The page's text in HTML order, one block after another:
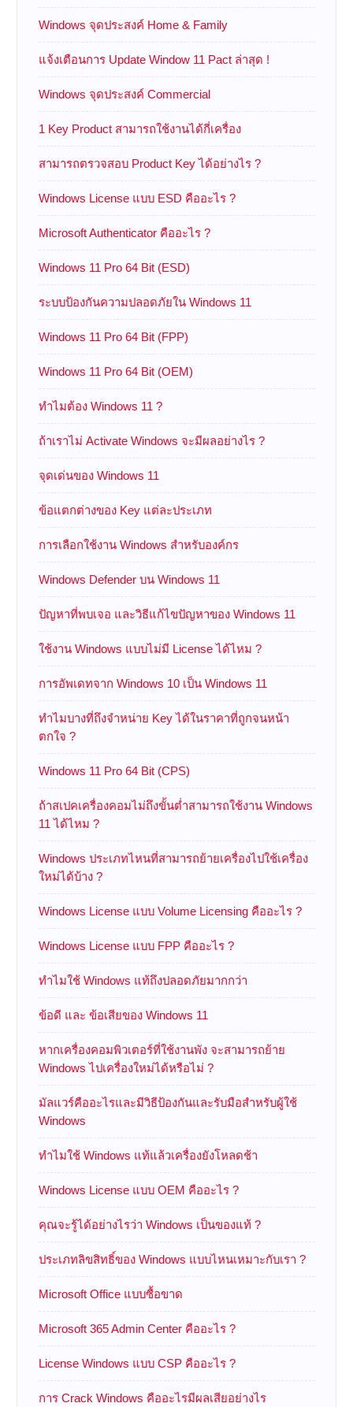
Windows จุดประสงค์ Home & Family
แจ้งเตือนการ Update Window 11 Pact ล่าสุด !
Windows จุดประสงค์ Commercial
1 Key Product สามารถใช้งานได้กี่เครื่อง
สามารถตรวจสอบ Product Key ได้อย่างไร ?
Windows License แบบ ESD คืออะไร ?
Microsoft Authenticator คืออะไร ?
Windows 11 Pro 64 Bit (ESD)
ระบบป้องกันความปลอดภัยใน Windows 11
Windows 11 Pro 64 Bit (FPP)
Windows 11 Pro 64 Bit (OEM)
ทำไมต้อง Windows 11 ?
ถ้าเราไม่ Activate Windows จะมีผลอย่างไร ?
จุดเด่นของ Windows 11
ข้อแตกต่างของ Key แต่ละประเภท
การเลือกใช้งาน Windows สำหรับองค์กร
Windows Defender บน Windows 11
ปัญหาที่พบเจอ และวิธีแก้ไขปัญหาของ Windows 11
ใช้งาน Windows แบบไม่มี License ได้ไหม ?
การอัพเดทจาก Windows 10 เป็น Windows 11
ทำไมบางที่ถึงจำหน่าย Key ได้ในราคาที่ถูกจนหน้า
ตกใจ ?
Windows 11 Pro 64 Bit (CPS)
ถ้าสเปคเครื่องคอมไม่ถึงขั้นต่ำสามารถใช้งาน Windows
11 ได้ไหม ?
Windows ประเภทไหนที่สามารถย้ายเครื่องไปใช้เครื่อง
ใหม่ได้บ้าง ?
Windows License แบบ Volume Licensing คืออะไร ?
Windows License แบบ FPP คืออะไร ?
ทำไมใช้ Windows แท้ถึงปลอดภัยมากกว่า
ข้อดี และ ข้อเสียของ Windows 11
หากเครื่องคอมพิวเตอร์ที่ใช้งานพัง จะสามารถย้าย
Windows ไปเครื่องใหม่ได้หรือไม่ ?
มัลแวร์คืออะไรและมีวิธีป้องกันและรับมือสำหรับผู้ใช้
Windows
ทำไมใช้ Windows แท้แล้วเครื่องยังโหลดช้า
Windows License แบบ OEM คืออะไร ?
คุณจะรู้ได้อย่างไรว่า Windows เป็นของแท้ ?
ประเภทลิขสิทธิ์ของ Windows แบบไหนเหมาะกับเรา ?
Microsoft Office แบบซื้อขาด
Microsoft 365 Admin Center คืออะไร ?
License Windows แบบ CSP คืออะไร ?
การ Crack Windows คืออะไรมีผลเสียอย่างไร